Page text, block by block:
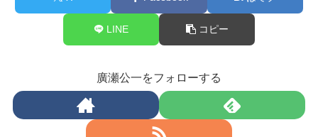
LINE コピー
廣瀬公一をフォローする